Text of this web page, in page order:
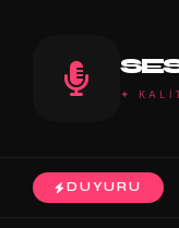
✦
DUYURU
Sohbetin Tek